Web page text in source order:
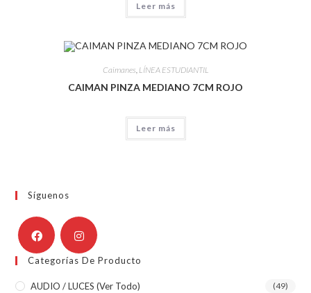
Leer más
Caimanes, LÍNEA ESTUDIANTIL
CAIMAN PINZA MEDIANO 7CM ROJO
Leer más
Síguenos
Categorías De Producto
AUDIO / LUCES (ver Todo) (49)